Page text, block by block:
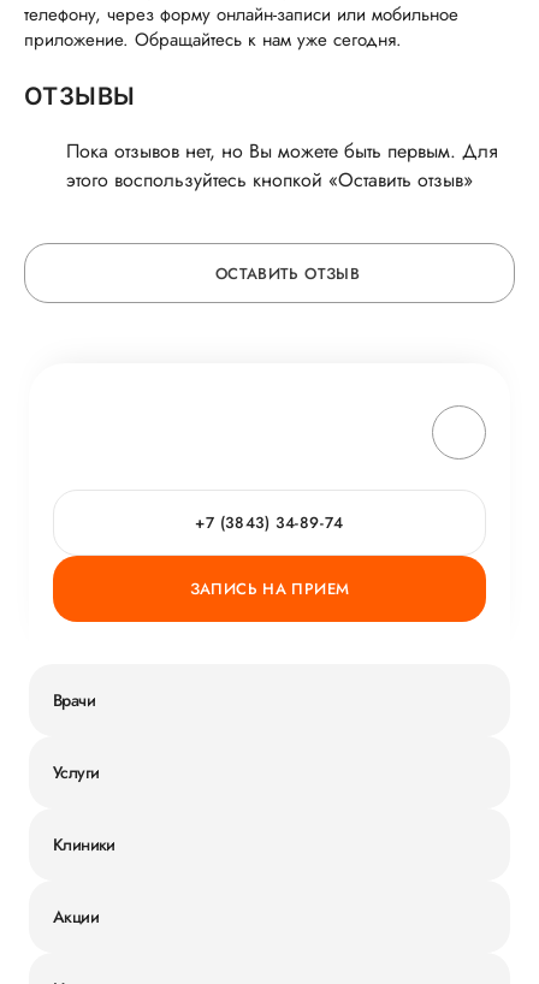
телефону, через форму онлайн-записи или мобильное
приложение. Обращайтесь к нам уже сегодня.
ОТЗЫВЫ
Пока отзывов нет, но Вы можете быть первым. Для
этого воспользуйтесь кнопкой «Оставить отзыв»
ОСТАВИТЬ ОТЗЫВ
ГОРЯЧАЯ ЛИНИЯ КАЧЕСТВА
+7 (3843) 34-89-74
ЗАПИСЬ НА ПРИЕМ
Врачи
Услуги
Клиники
Акции